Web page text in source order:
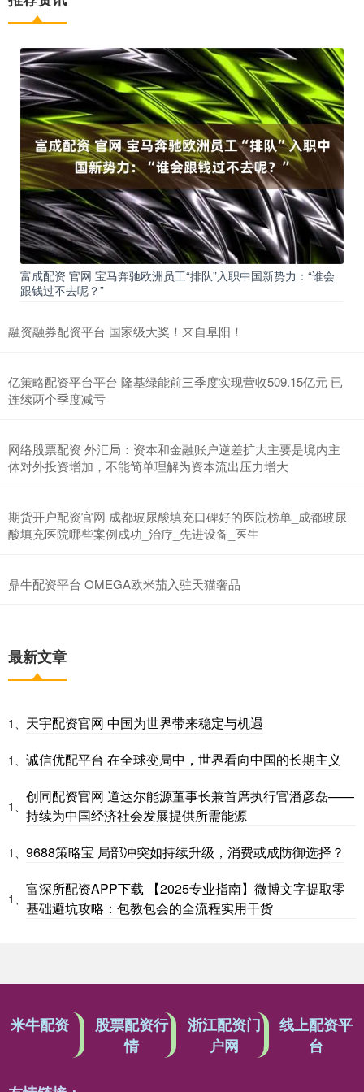
富成配资 官网 宝马奔驰欧洲员工“排队”入职中国新势力：“谁会
跟钱过不去呢？”
融资融券配资平台 国家级大奖！来自阜阳！
亿策略配资平台平台 隆基绿能前三季度实现营收509.15亿元 已
连续两个季度减亏
网络股票配资 外汇局：资本和金融账户逆差扩大主要是境内主
体对外投资增加，不能简单理解为资本流出压力增大
期货开户配资官网 成都玻尿酸填充口碑好的医院榜单_成都玻尿
酸填充医院哪些案例成功_治疗_先进设备_医生
鼎牛配资平台 OMEGA欧米茄入驻天猫奢品
最新文章
1、 天宇配资官网 中国为世界带来稳定与机遇
1、 诚信优配平台 在全球变局中，世界看向中国的长期主义
1、
创同配资官网 道达尔能源董事长兼首席执行官潘彦磊——
持续为中国经济社会发展提供所需能源
1、 9688策略宝 局部冲突如持续升级，消费或成防御选择？
1、
富深所配资APP下载 【2025专业指南】微博文字提取零
基础避坑攻略：包教包会的全流程实用干货
米牛配资
股票配资行
情
浙江配资门
户网
线上配资平
台